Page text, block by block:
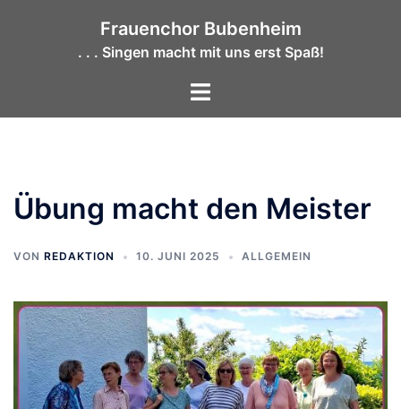
Frauenchor Bubenheim
. . . Singen macht mit uns erst Spaß!
Menü
Übung macht den Meister
VON REDAKTION 10. JUNI 2025 ALLGEMEIN